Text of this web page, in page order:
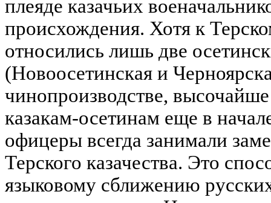
плеяде казачьих
происхождения. Хотя к
относились лишь две
(Новоосетинская и
чинопроизводстве,
казакам-осетинам еще в
офицеры всегда занимали
Терского казачества. Это
языковому сближению